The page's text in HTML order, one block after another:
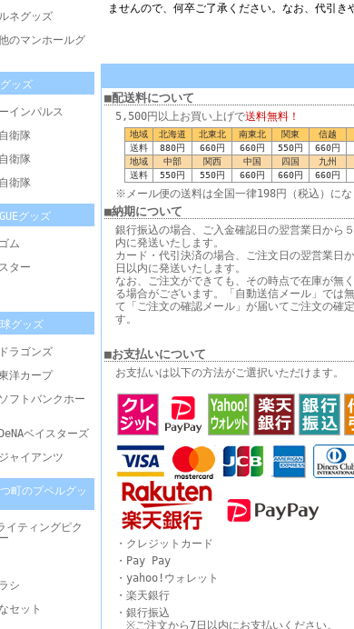
ネグッズ
のマンホールグ
ッズ
インパルス
衛隊
衛隊
衛隊
グッズ
ム
ター
グッズ
ラゴンズ
洋カープ
フトバンクホー
ベイスターズ
ャイアンツ
町のプペルグッ
イティングピク
シ
セット
ませんので、何卒ご了承ください。なお、代引き
■配送料について
5,500円以上お買い上げで送料無料！
地域 北海道 北東北 南東北 関東 信越
送料
880円 660円 660円 550円 660円
地域
中部 関西 中国 四国 九州
送料
550円 550円 660円 660円 660円
※メール便の送料は全国一律198円（税込）にな
■納期について
銀行振込の場合、ご入金確認日の翌営業日から
内に発送いたします。
カード・代引決済の場合、ご注文日の翌営業日
日以内に発送いたします。
なお、ご注文ができても、その時点で在庫が無
る場合がございます。「自動送信メール」では
て「ご注文の確認メール」が届いてご注文の確
す。
■お支払いについて
お支払いは以下の方法がご選択いただけます。
・クレジットカード
・Pay Pay
・yahoo!ウォレット
・楽天銀行
・銀行振込
※ご注文から7日以内にお支払いください。